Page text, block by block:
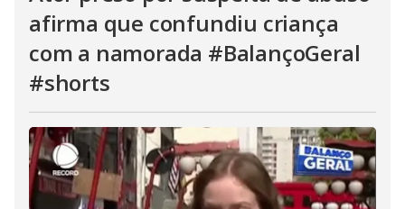
afirma que confundiu criança
com a namorada #BalançoGeral
#shorts